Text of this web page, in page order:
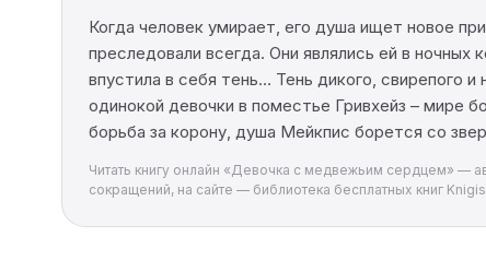
Когда человек умирает, его душа ищет новое
преследовали всегда. Они являлись ей в
впустила в себя тень… Тень дикого, свирепого
одинокой девочки в поместье Гривхейз – мире
борьба за корону, душа Мейкпис борется со
Читать книгу онлайн «Девочка с медвежьим сердцем» —
сокращений, на сайте — библиотека бесплатных книг